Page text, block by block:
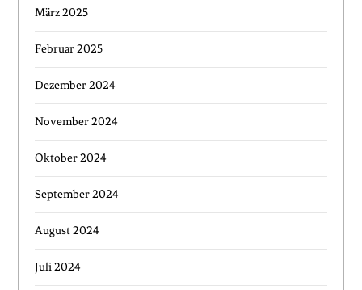
März 2025
Februar 2025
Dezember 2024
November 2024
Oktober 2024
September 2024
August 2024
Juli 2024